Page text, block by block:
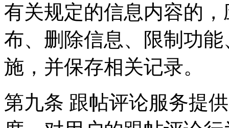
有关规定的信息内容的
布、删除信息、限制功
施，并保存相关记录。
第九条 跟帖评论服务提